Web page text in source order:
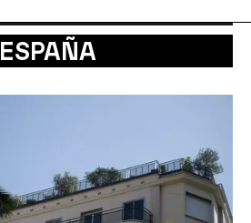
ESPAÑA